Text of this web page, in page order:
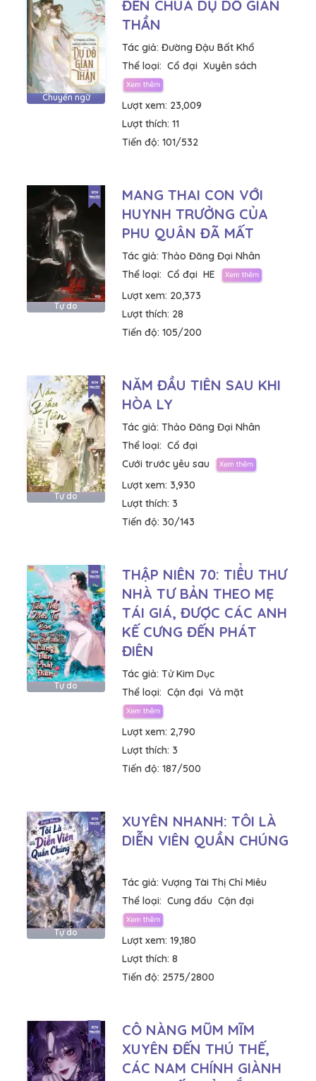
Chuyển ngữ
ĐẾN CHÙA DỤ DỖ GIAN
THẦN
Tác giả: Đường Đậu Bất Khổ
Thể loại: Cổ đại Xuyên sách
Lượt xem: 23,009
Lượt thích: 11
Tiến độ: 101/532
Tự do
MANG THAI CON VỚI
HUYNH TRƯỞNG CỦA
PHU QUÂN ĐÃ MẤT
Tác giả: Thảo Đăng Đại Nhân
Thể loại: Cổ đại HE
Lượt xem: 20,373
Lượt thích: 28
Tiến độ: 105/200
Tự do
NĂM ĐẦU TIÊN SAU KHI
HÒA LY
Tác giả: Thảo Đăng Đại Nhân
Thể loại: Cổ đại
Cưới trước yêu sau
Lượt xem: 3,930
Lượt thích: 3
Tiến độ: 30/143
Tự do
THẬP NIÊN 70: TIỂU THƯ
NHÀ TƯ BẢN THEO MẸ
TÁI GIÁ, ĐƯỢC CÁC ANH
KẾ CƯNG ĐẾN PHÁT
ĐIÊN
Tác giả: Tử Kim Dục
Thể loại: Cận đại Vả mặt
Lượt xem: 2,790
Lượt thích: 3
Tiến độ: 187/500
Tự do
XUYÊN NHANH: TÔI LÀ
DIỄN VIÊN QUẦN CHÚNG
Tác giả: Vượng Tài Thị Chỉ Miêu
Thể loại: Cung đấu Cận đại
Lượt xem: 19,180
Lượt thích: 8
Tiến độ: 2575/2800
CÔ NÀNG MŨM MĨM
XUYÊN ĐẾN THÚ THẾ,
CÁC NAM CHÍNH GIÀNH